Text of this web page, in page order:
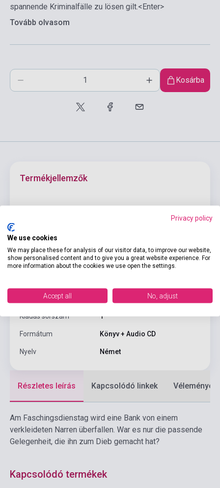
spannende Kriminalfälle zu lösen gilt.<Enter>
Tovább olvasom
Kosárba
Termékjellemzők
Kötés Puhakötés
Kiadási év
Kiadás sorszám 1
Formátum Könyv + Audio CD
Nyelv Német
Részletes leírás Kapcsolódó linkek Vélemények
Am Faschingsdienstag wird eine Bank von einem
verkleideten Narren überfallen. War es nur die passende
Gelegenheit, die ihn zum Dieb gemacht hat?
Kapcsolódó termékek
Privacy policy
We use cookies
We may place these for analysis of our visitor data, to improve our website,
show personalised content and to give you a great website experience. For
more information about the cookies we use open the settings.
Accept all No, adjust